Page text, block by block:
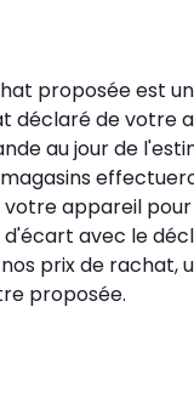
proposée est
déclaré de votre
au jour de
appareil
d'écart avec le
prix de rachat,
proposée.